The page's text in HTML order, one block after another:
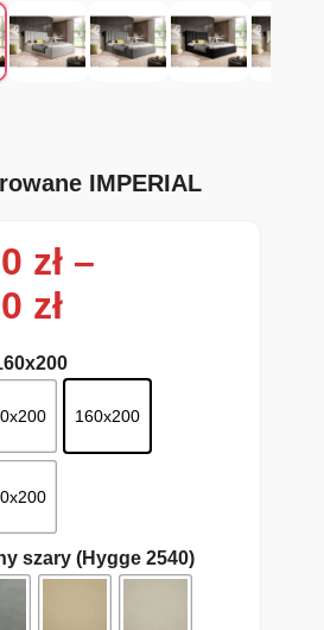
IMPERIAL
zł –
złZakres cen:
160x200
szary (Hygge 2540)